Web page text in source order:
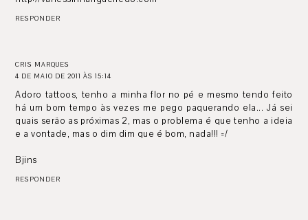
RESPONDER
CRIS MARQUES
4 DE MAIO DE 2011 ÀS 15:14
Adoro tattoos, tenho a minha flor no pé e mesmo tendo feito
há um bom tempo às vezes me pego paquerando ela... Já sei
quais serão as próximas 2, mas o problema é que tenho a ideia
e a vontade, mas o dim dim que é bom, nada!!! =/
Bjins
RESPONDER